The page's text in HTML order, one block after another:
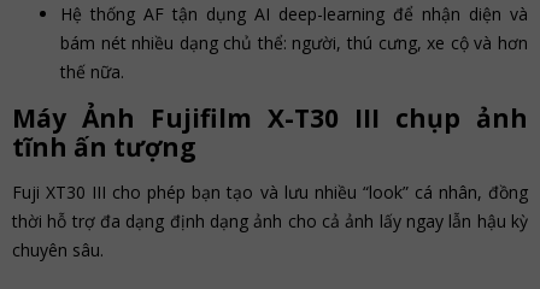
Hệ thống AF tận dụng AI deep-learning để nhận diện và
bám nét nhiều dạng chủ thể: người, thú cưng, xe cộ và hơn
thế nữa.
Máy Ảnh Fujifilm X-T30 III chụp ảnh
tĩnh ấn tượng
Fuji XT30 III cho phép bạn tạo và lưu nhiều “look” cá nhân, đồng
thời hỗ trợ đa dạng định dạng ảnh cho cả ảnh lấy ngay lẫn hậu kỳ
chuyên sâu.